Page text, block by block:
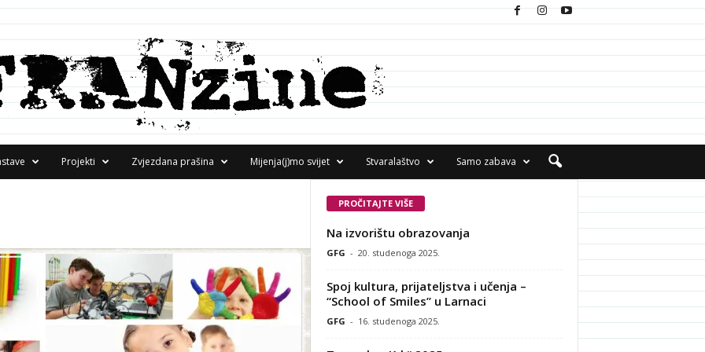
Projekti Zvjezdana prašina Mijenja(j)mo svijet Stvaralaštvo Samo zabava
PROČITAJTE VIŠE
Na izvorištu obrazovanja
GFG - 20. studenoga 2025.
Spoj kultura, prijateljstva i učenja –
“School of Smiles” u Larnaci
GFG - 16. studenoga 2025.